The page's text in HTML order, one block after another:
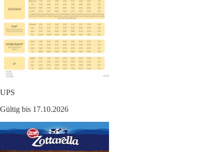
UPS
Gültig bis 17.10.2026